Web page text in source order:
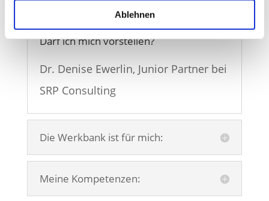
Ablehnen
Darf ich mich vorstellen?
Dr. Denise Ewerlin, Junior Partner bei
SRP Consulting
Die Werkbank ist für mich:
Meine Kompetenzen: